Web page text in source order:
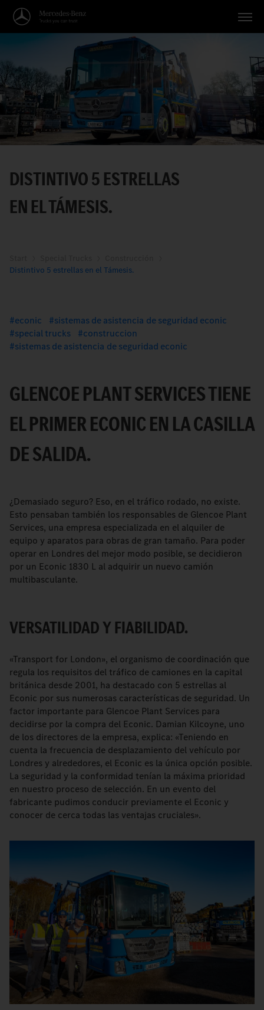
Vehículos
Aplicaciones
Temas
Servicio
Español
DISTINTIVO 5 ESTRELLAS
EN EL TÁMESIS.
Distintivo 5 estrellas en el Támesis.
econic
sistemas de asistencia de seguridad econic
special trucks
construccion
sistemas de asistencia de seguridad econic
GLENCOE PLANT SERVICES TIENE
EL PRIMER ECONIC EN LA CASILLA
DE SALIDA.
¿Demasiado seguro? Eso, en el tráfico rodado, no existe.
Esto pensaban también los responsables de Glencoe Plant
Services, una empresa especializada en el alquiler de
equipo y aparatos para obras de gran tamaño. Para poder
operar en Londres del mejor modo posible, se decidieron
por un Econic 1830 L al adquirir un nuevo camión
multibasculante.
VERSATILIDAD Y FIABILIDAD.
«Transport for London», el organismo de coordinación que
regula los requisitos del tráfico de camiones en la capital
británica desde 2001, ha destacado con 5 estrellas al
Econic por sus numerosas características de seguridad. Un
factor importante para Glencoe Plant Services para
decidirse por la compra del Econic. Damian Kilcoyne, uno
de los directores de la empresa, explica: «Teniendo en
cuenta la frecuencia de desplazamiento del vehículo por
Londres y alrededores, el Econic es la única opción posible.
La seguridad y la conformidad tenían la máxima prioridad
en nuestro proceso de selección. En un evento del
fabricante pudimos conducir previamente el Econic y
conocer de cerca todas las ventajas cruciales».